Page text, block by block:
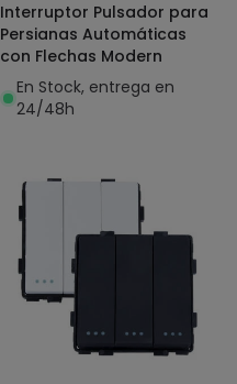
Interruptor Pulsador para
Persianas Automáticas
con Flechas Modern
En Stock, entrega en
24/48h